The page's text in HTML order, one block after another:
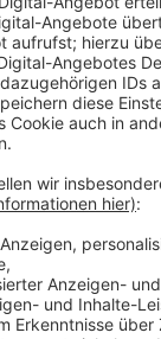
Director's
Ahaus
Cut hat er